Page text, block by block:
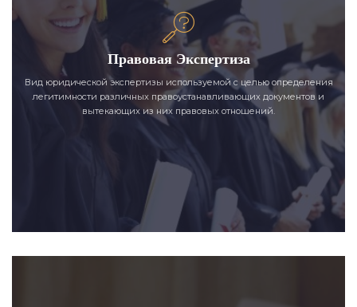
Правовая Экспертиза
Вид юридической экспертизы используемой с целью определения
легитимности различных правоустанавливающих документов и
вытекающих из них правовых отношений.